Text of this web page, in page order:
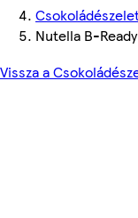
Nutella B-
Vissza a